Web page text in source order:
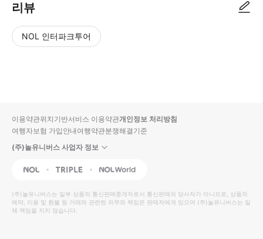
리뷰
NOL 인터파크투어
입니
다.
높
은
순
동
영
상
순
상
이용약관위치기반서비스 이용약관개인정보 처리방침
여행자보험 가입안내여행약관분쟁해결기준
(주)놀유니버스 사업자 정보
NOL Triple Interpark Global
(주)놀유니버스는 일부 상품의 통신판매중개자로서 통신판매의 당사자가 아니므로, 상품의
예약, 이용 및 환불 등 거래와 관련된 의무와 책임은 판매자에게 있으며 (주)놀유니버스는 일
체 책임을 지지 않습니다.